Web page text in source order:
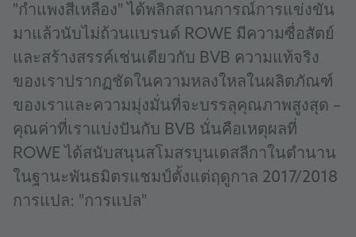
"กำแพงสีเหลือง" ได้พลิกสถานการณ์การแข่งขัน
มาแล้วนับไม่ถ้วนแบรนด์ ROWE มีความซื่อสัตย์
และสร้างสรรค์เช่นเดียวกับ BVB ความแท้จริง
ของเราปรากฏชัดในความหลงใหลในผลิตภัณฑ์
ของเราและความมุ่งมั่นที่จะบรรลุคุณภาพสูงสุด –
คุณค่าที่เราแบ่งปันกับ BVB นั่นคือเหตุผลที่
ROWE ได้สนับสนุนสโมสรบุนเดสลีกาในตำนาน
ในฐานะพันธมิตรแชมป์ตั้งแต่ฤดูกาล 2017/2018
การแปล: "การแปล"